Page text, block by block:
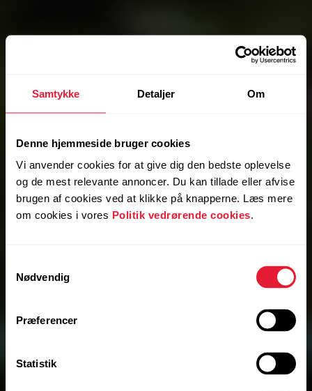
Samtykke Detaljer Om
Denne hjemmeside bruger cookies
Vi anvender cookies for at give dig den bedste oplevelse
og de mest relevante annoncer. Du kan tillade eller afvise
brugen af cookies ved at klikke på knapperne. Læs mere
om cookies i vores Politik vedrørende cookies.
Nødvendig
Præferencer
Statistik